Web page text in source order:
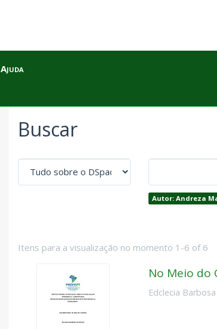
Ajuda
Buscar
Autor: Andreza
Itens para a visualização no momento 1-6 of 6
No Meio do
Edclecia